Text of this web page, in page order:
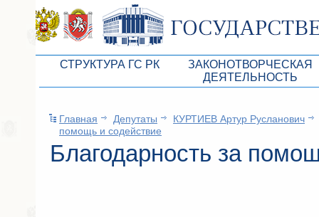
СТРУКТУРА ГС РК
Президиум ГС РК
Депутатский корпус
ЗАКОНОТВОРЧЕСКАЯ
ДЕЯТЕЛЬНОСТЬ
Бюджет Республики
Законы
Главная Депутаты
КУРТИЕВ Артур Русланович
помощь и содействие
Благодарность за